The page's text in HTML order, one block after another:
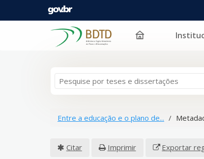
Pular para o conteúdo
Entre a educação e o plano de...
Citar Imprimir Exportar